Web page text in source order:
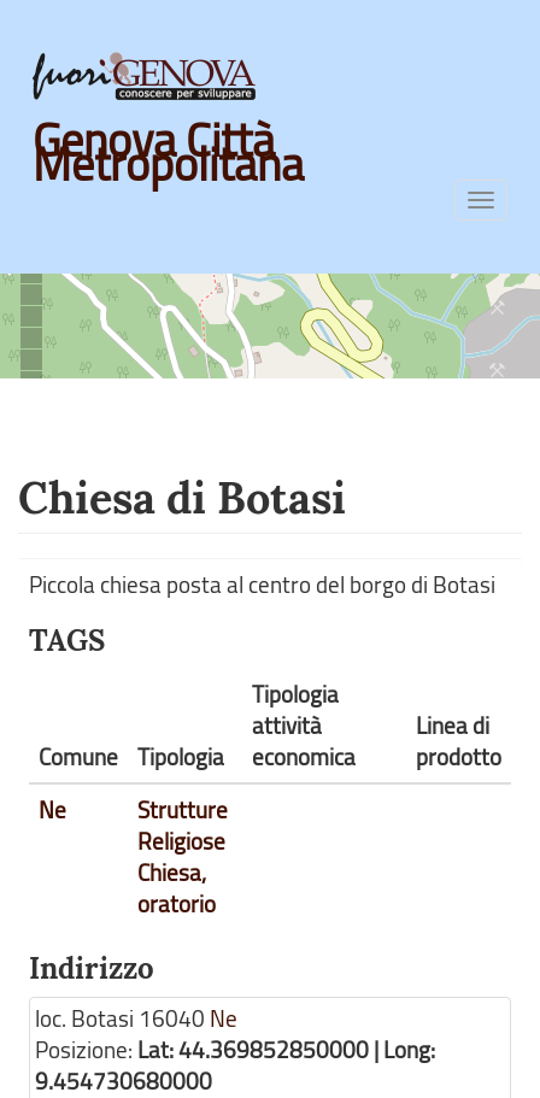
Skip
main
content
Genova Città
Metropolitana
Chiesa di Botasi
Piccola chiesa posta al centro del borgo di Botasi
TAGS
Comune Tipologia
Tipologia
attività
economica
Linea di
prodotto
Ne
Strutture
Religiose
Chiesa,
oratorio
Indirizzo
loc. Botasi 16040 Ne
Posizione: Lat: 44.369852850000 | Long:
9.454730680000